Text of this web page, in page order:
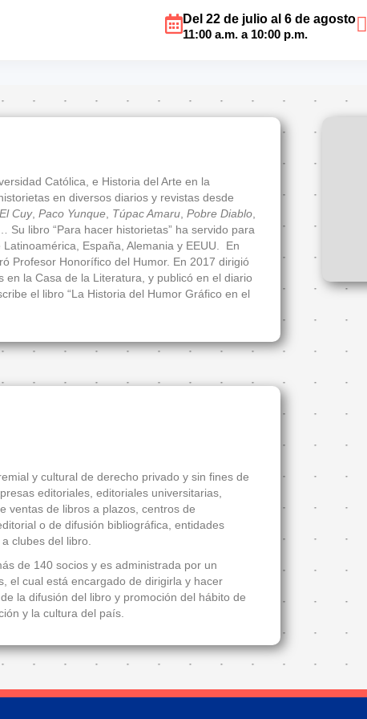
Del 22 de julio al 6 de agosto
11:00 a.m. a 10:00 p.m.
Católica, e Historia del Arte en la
en diversos diarios y revistas desde
El Cuy, Paco Yunque Túpac Amaru Pobre Diablo
… Su libro “Para hacer historietas” ha servido para
España, Alemania y EEUU. En
Profesor Honorífico del Humor. En 2017 dirigió
la Casa de la Literatura, y publicó en el diario
el libro “La Historia del Humor Gráfico en el
y cultural de derecho privado y sin fines de
editoriales, editoriales universitarias,
ventas de libros a plazos, centros de
o de difusión bibliográfica, entidades
clubes del libro.
de 140 socios y es administrada por un
el cual está encargado de dirigirla y hacer
la difusión del libro y promoción del hábito de
y la cultura del país.